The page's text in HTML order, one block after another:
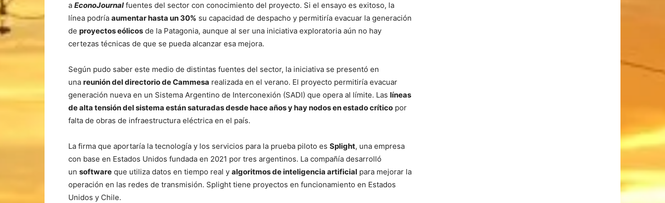
a EconoJournalfuentes del sector con conocimiento del proyecto. Si el ensayo es exitoso, la
línea podría aumentar hasta un 30% su capacidad de despacho y permitiría evacuar la generación
de proyectos eólicos de la Patagonia, aunque al ser una iniciativa exploratoria aún no hay
certezas técnicas de que se pueda alcanzar esa mejora.
Según pudo saber este medio de distintas fuentes del sector, la iniciativa se presentó en
una reunión del directorio de Cammesa realizada en el verano. El proyecto permitiría evacuar
generación nueva en un Sistema Argentino de Interconexión (SADI) que opera al límite. Las líneas
de alta tensión del sistema están saturadas desde hace años y hay nodos en estado crítico por
falta de obras de infraestructura eléctrica en el país.
La firma que aportaría la tecnología y los servicios para la prueba piloto es Splight, una empresa
con base en Estados Unidos fundada en 2021 por tres argentinos. La compañía desarrolló
un software que utiliza datos en tiempo real y algoritmos de inteligencia artificial para mejorar la
operación en las redes de transmisión. Splight tiene proyectos en funcionamiento en Estados
Unidos y Chile.